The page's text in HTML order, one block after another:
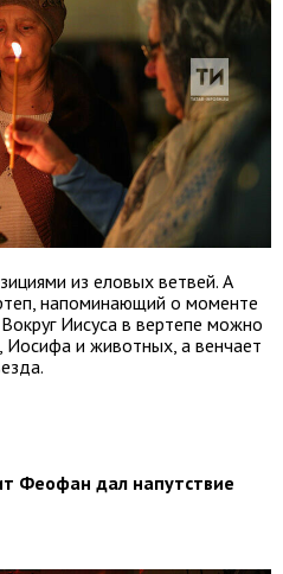
из еловых ветвей. А
напоминающий о моменте
Иисуса в вертепе можно
Иосифа и животных, а венчает
Феофан дал напутствие